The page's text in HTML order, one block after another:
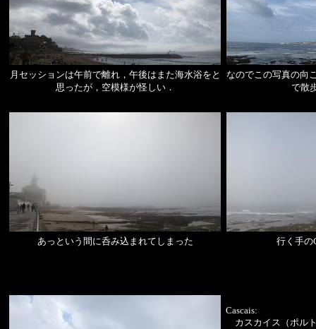
月セッションは午前で離れ，午後はまた海水浴をと
思ったが，空模様が怪しい．
なのでこの写真の向
で散
あっという間に呑み込まれてしまった 行く手の
Cascais:
カスカイス（ポル